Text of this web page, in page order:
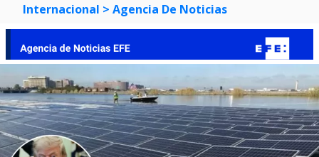
Internacional > Agencia De Noticias